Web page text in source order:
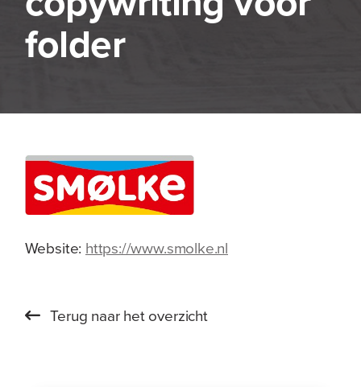
folder
Website: https://www.smolke.nl
Terug naar het overzicht